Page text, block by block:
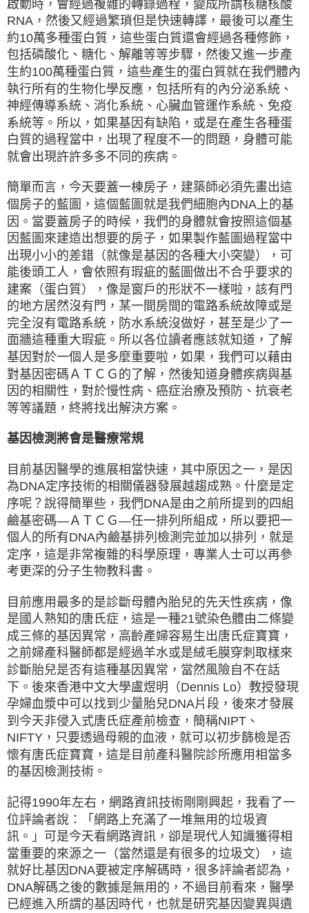
啟動時，會經過複雜的轉錄過程，變成所謂核糖核酸
RNA，然後又經過繁瑣但是快速轉譯，最後可以產生
約10萬多種蛋白質，這些蛋白質還會經過各種修飾，
包括磷酸化、糖化、解離等等步驟，然後又進一步產
生約100萬種蛋白質，這些產生的蛋白質就在我們體內
執行所有的生物化學反應，包括所有的內分泌系統、
神經傳導系統、消化系統、心臟血管運作系統、免疫
系統等。所以，如果基因有缺陷，或是在產生各種蛋
白質的過程當中，出現了程度不一的問題，身體可能
就會出現許許多多不同的疾病。
簡單而言，今天要蓋一棟房子，建築師必須先畫出這
個房子的藍圖，這個藍圖就是我們細胞內DNA上的基
因。當要蓋房子的時候，我們的身體就會按照這個基
因藍圖來建造出想要的房子，如果製作藍圖過程當中
出現小小的差錯（就像是基因的各種大小突變），可
能後頭工人，會依照有瑕疵的藍圖做出不合乎要求的
建案（蛋白質），像是窗戶的形狀不一樣啦，該有門
的地方居然沒有門，某一間房間的電路系統故障或是
完全沒有電路系統，防水系統沒做好，甚至是少了一
面牆這種重大瑕疵。所以各位讀者應該就知道，了解
基因對於一個人是多麼重要啦，如果，我們可以藉由
對基因密碼ＡＴＣＧ的了解，然後知道身體疾病與基
因的相關性，對於慢性病、癌症治療及預防、抗衰老
等等議題，終將找出解決方案。
基因檢測將會是醫療常規
目前基因醫學的進展相當快速，其中原因之一，是因
為DNA定序技術的相關儀器發展越趨成熟。什麼是定
序呢？說得簡單些，我們DNA是由之前所提到的四組
鹼基密碼—ＡＴＣＧ—任一排列所組成，所以要把一
個人的所有DNA內鹼基排列檢測完並加以排列，就是
定序，這是非常複雜的科學原理，專業人士可以再參
考更深的分子生物教科書。
目前應用最多的是診斷母體內胎兒的先天性疾病，像
是國人熟知的唐氏症，這是一種21號染色體由二條變
成三條的基因異常，高齡產婦容易生出唐氏症寶寶，
之前婦產科醫師都是經過羊水或是絨毛膜穿刺取樣來
診斷胎兒是否有這種基因異常，當然風險自不在話
下。後來香港中文大學盧煜明（Dennis Lo）教授發現
孕婦血漿中可以找到少量胎兒DNA片段，後來才發展
到今天非侵入式唐氏症產前檢查，簡稱NIPT、
NIFTY，只要透過母親的血液，就可以初步篩檢是否
懷有唐氏症寶寶，這是目前產科醫院診所應用相當多
的基因檢測技術。
記得1990年左右，網路資訊技術剛剛興起，我看了一
位評論者說：「網路上充滿了一堆無用的垃圾資
訊。」可是今天看網路資訊，卻是現代人知識獲得相
當重要的來源之一（當然還是有很多的垃圾文），這
就好比基因DNA要被定序解碼時，很多評論者認為，
DNA解碼之後的數據是無用的，不過目前看來，醫學
已經進入所謂的基因時代，也就是研究基因變異與遺